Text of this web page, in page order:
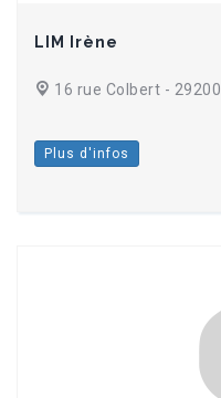
LIM Irène
16 rue Colbert -
Plus d'infos